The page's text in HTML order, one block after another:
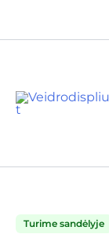
Turime sandėlyje